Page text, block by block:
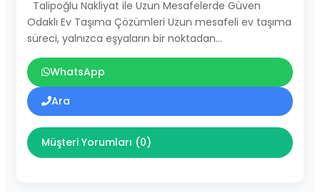
Talipoğlu Nakliyat ile Uzun Mesafelerde Güven
Odaklı Ev Taşıma Çözümleri Uzun mesafeli ev taşıma
süreci, yalnızca eşyaların bir noktadan…
WhatsApp
Ara
Müşteri Yorumları (0)